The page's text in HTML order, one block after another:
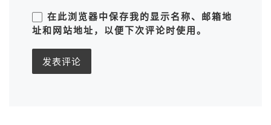
在此浏览器中保存我的显示名称、邮箱地
址和网站地址，以便下次评论时使用。